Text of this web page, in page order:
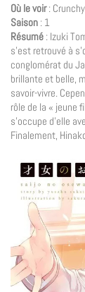
Où le voir:
Saison : 1
Résumé : Izuki
s’est retrouvé à
conglomérat du
brillante et belle,
savoir-vivre.
rôle de la « jeune
s’occupe d’elle
Finalement,